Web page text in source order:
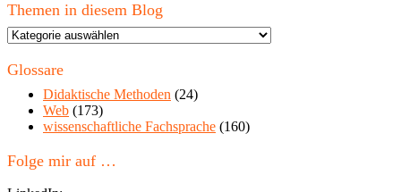
Themen in diesem Blog
Themen
diesem
Glossare
Didaktische Methoden (24)
Web (173)
wissenschaftliche Fachsprache (160)
Folge mir auf …